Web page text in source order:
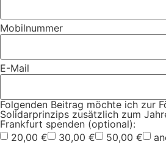
Mobilnummer
E-Mail
Folgenden Beitrag möchte ich zur
Solidarprinzips zusätzlich zum
Frankfurt spenden (optional):
20,00 €
30,00 € 50,00 €